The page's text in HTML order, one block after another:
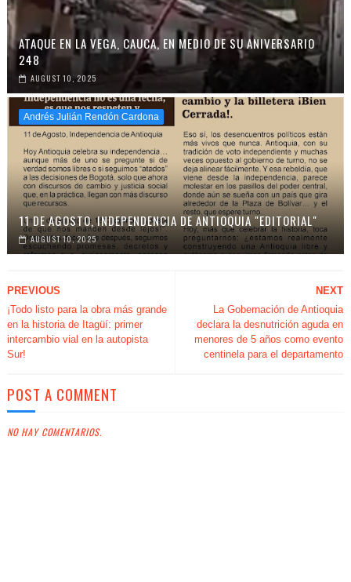
ATAQUE EN LA VEGA, CAUCA, EN MEDIO DE SU ANIVERSARIO
248
AUGUST 10, 2025
Andrés Julián Rendón Cardona
11 DE AGOSTO, INDEPENDENCIA DE ANTIOQUIA "EDITORIAL"
AUGUST 10, 2025
NEXT
La Gobernación de Antioquia
declara la desnutrición aguda en
menores de 5 años como evento
centinela para el departamento
PREVIOUS
¡Todo listo para la obra más grande
en la historia de Itagüí: primer
intercambio vial en la autopista
Sur!
POST A COMMENT
NO HAY COMENTARIOS.